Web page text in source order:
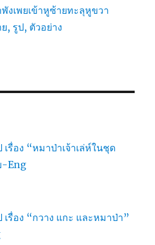
งเพยเข้าหูซ้ายทะลุหูขวา
, รูป, ตัวอย่าง
รื่อง “หมาป่าเจ้าเล่ห์ในชุด
-Eng
รื่อง “กวาง แกะ และหมาป่า”